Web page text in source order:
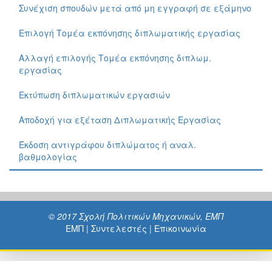
Συνέχιση σπουδών μετά από μη εγγραφή σε εξάμηνο
Επιλογή Τομέα εκπόνησης διπλωματικής εργασίας
Αλλαγή επιλογής Τομέα εκπόνησης διπλωμ.
εργασίας
Εκτύπωση διπλωματικών εργασιών
Αποδοχή για εξέταση Διπλωματικής Εργασίας
Έκδοση αντιγράφου διπλώματος ή αναλ.
βαθμολογίας
© 2017 Σχολή Πολιτικών Μηχανικών, ΕΜΠ
ΕΜΠ | Συντελεστές | Επικοινωνία